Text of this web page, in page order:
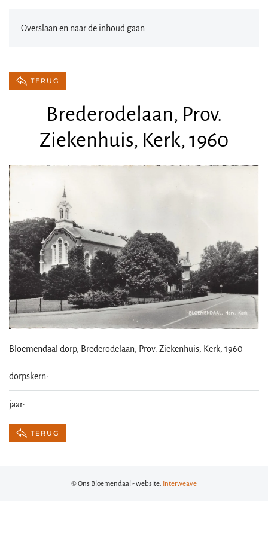
Overslaan en naar de inhoud gaan
TERUG
Brederodelaan, Prov.
Ziekenhuis, Kerk, 1960
Bloemendaal dorp, Brederodelaan, Prov. Ziekenhuis, Kerk, 1960
dorpskern:
jaar:
TERUG
© Ons Bloemendaal - website: Interweave